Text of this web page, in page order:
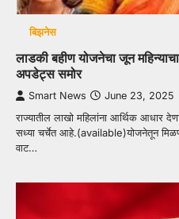
बिझनेस
लाडकी बहीण योजनेचा जून
अपडेट्स समोर
Smart News June 23, 2025
राज्यातील लाखो महिलांना आर्थिक आधार
सध्या चर्चेत आहे.(available)योजनेतून
वाट…